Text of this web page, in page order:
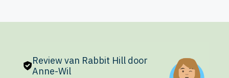
Review van Rabbit Hill door
Anne-Wil